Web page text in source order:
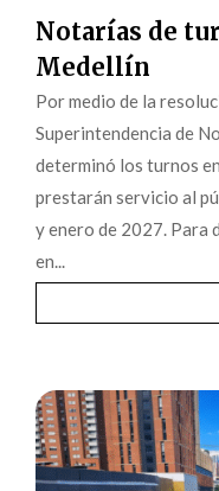
Por medio de la
Superintendencia de
determinó los turnos
prestarán servicio al
y enero de 2027. Para
en...